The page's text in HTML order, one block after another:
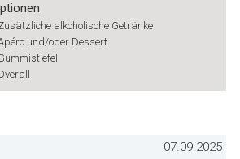
alkoholische Getränke
und/oder Dessert
07.09.2025